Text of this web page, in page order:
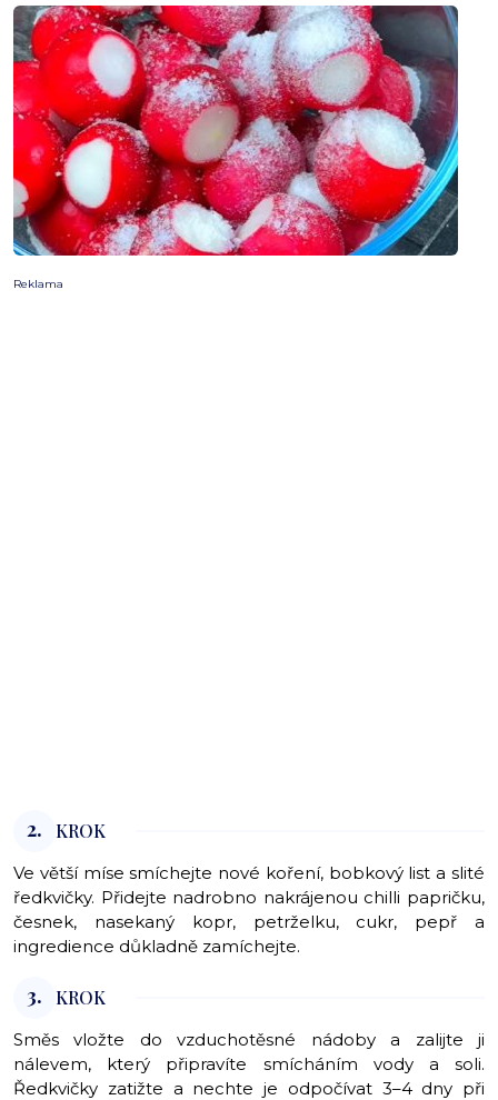
Reklama
2. KROK
Ve větší míse smíchejte nové koření, bobkový list a slité
ředkvičky. Přidejte nadrobno nakrájenou chilli papričku,
česnek, nasekaný kopr, petrželku, cukr, pepř a
ingredience důkladně zamíchejte.
3. KROK
Směs vložte do vzduchotěsné nádoby a zalijte ji
nálevem, který připravíte smícháním vody a soli.
Ředkvičky zatižte a nechte je odpočívat 3–4 dny při